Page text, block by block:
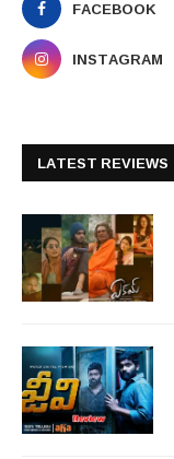
FACEBOOK
INSTAGRAM
LATEST REVIEWS